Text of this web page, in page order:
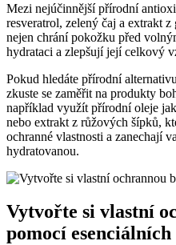
Mezi nejúčinnější přírodní
resveratrol, zelený čaj a extrakt
nejen chrání pokožku před
hydrataci a zlepšují její celkový
Pokud hledáte přírodní
zkuste se zaměřit na produkty
například využít přírodní oleje
nebo extrakt z růžových šípků,
ochranné vlastnosti a zanechají
hydratovanou.
Vytvořte si vlastní
pomocí